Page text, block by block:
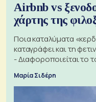
Airbnb vs
χάρτης της
Ποια καταλύματα
καταγράφει και τη
- Διαφοροποιείται το
Μαρία Σιδέρη